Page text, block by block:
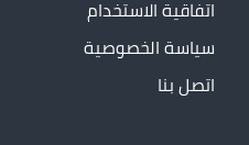
اتفاقية الاستخدام
سياسة الخصوصية
اتصل بنا